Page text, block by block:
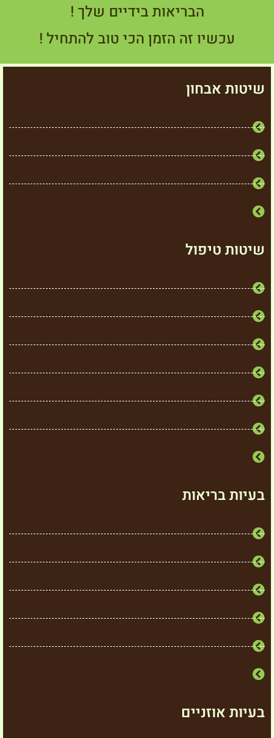
הבריאות בידיים שלך !
עכשיו זה הזמן הכי טוב להתחיל !
שיטות אבחון
בדיקת שיער
בדיקת צואה
בדיקת רגישות למזון
שיטות טיפול
פולסים אלקטרומגנטיים
סו ג'וק
אוריקולותרפיה
צמחי מרפא
פרחי באך
תזונה נטורופתית
בעיות בריאות
תסמונת סיוגרן
תופעות גיל המעבר
שלבקת חוגרת
כאבי גב תחתון
דלקת בכתף
בעיות אוזניים